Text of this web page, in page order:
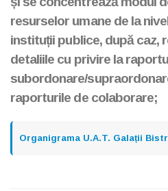
resurselor umane de la
instituții publice, după caz,
detaliile cu privire la
subordonare/
raporturile de colaborare;
Organigrama U.A.T. Galații